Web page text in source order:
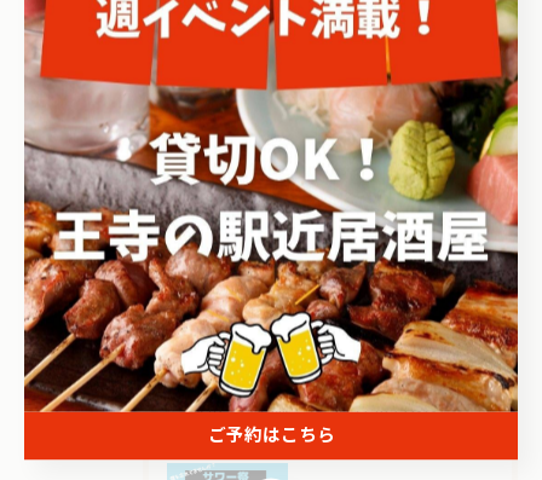
カテゴリー Categories
全てのカテゴリー
海鮮
安い
宴会
駅近
コース
最近の投稿 Recent Posts
ご予約はこちら